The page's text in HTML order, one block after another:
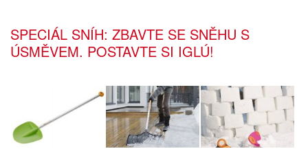
SPECIÁL SNÍH: ZBAVTE SE SNĚHU S
ÚSMĚVEM. POSTAVTE SI IGLÚ!